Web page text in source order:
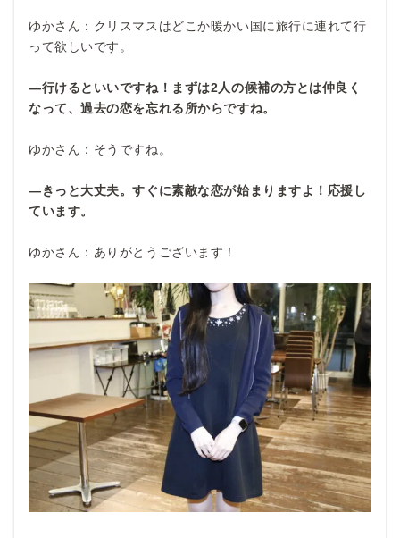
ゆかさん：クリスマスはどこか暖かい国に旅行に連れて行
って欲しいです。
―行けるといいですね！まずは2人の候補の方とは仲良く
なって、過去の恋を忘れる所からですね。
ゆかさん：そうですね。
―きっと大丈夫。すぐに素敵な恋が始まりますよ！応援し
ています。
ゆかさん：ありがとうございます！